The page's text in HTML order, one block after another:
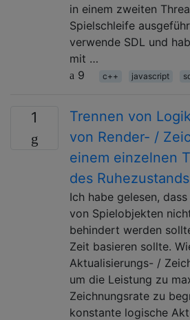
in einem zweiten
Spielschleife
verwende SDL und
mit …
9
c++ javascript
1
Trennen von
von Render- /
einem einzelnen
des Ruhezustands
Ich habe gelesen,
von Spielobjekten
behindert werden
Zeit basieren sollte.
Aktualisierungs- /
um die Leistung zu
Zeichnungsrate zu
konstante logische